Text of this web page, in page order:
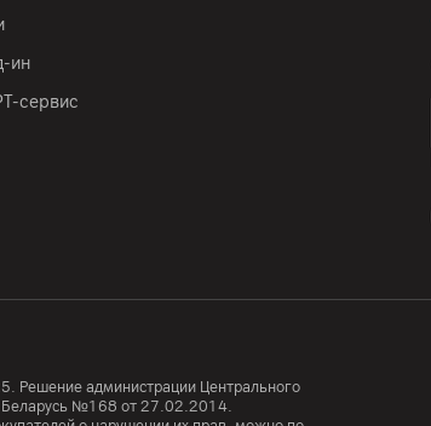
ин
сервис
Решение администрации Центрального
Беларусь №168 от 27.02.2014.